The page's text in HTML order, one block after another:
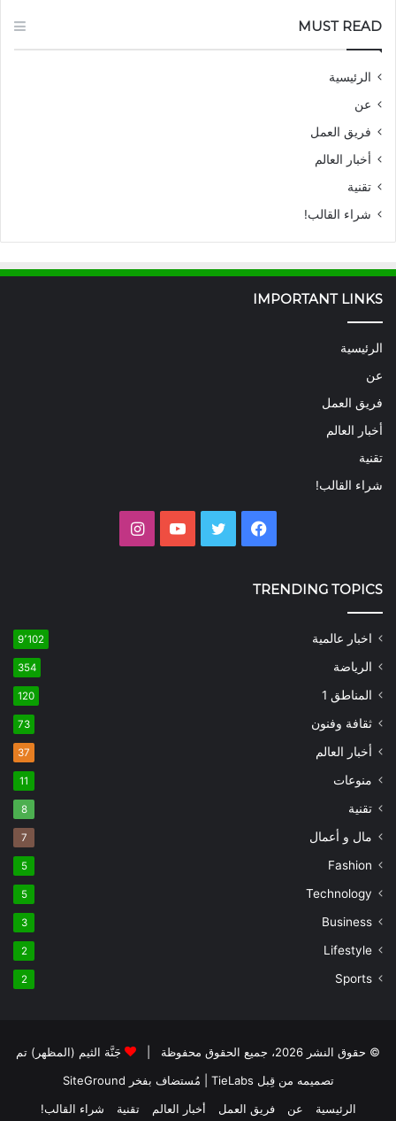
MUST READ
الرئيسية
عن
فريق العمل
أخبار العالم
تقنية
شراء القالب!
IMPORTANT LINKS
الرئيسية
عن
فريق العمل
أخبار العالم
تقنية
شراء القالب!
فيسبوك تويتر يوتيوب
TRENDING TOPICS
اخبار عالمية 9٬102
الرياضة 354
المناطق 1 120
ثقافة وفنون 73
أخبار العالم 37
منوعات 11
تقنية 8
مال و أعمال 7
Fashion
5
Technology
5
Business
3
Lifestyle
2
Sports
2
© حقوق النشر 2026، جميع الحقوق محفوظة |
جَنَّة الثيم (المظهر) تم
تصميمه من قِبل TieLabs
| مُستضاف بفخر SiteGround
الرئيسية
عن فريق العمل أخبار العالم تقنية شراء القالب!